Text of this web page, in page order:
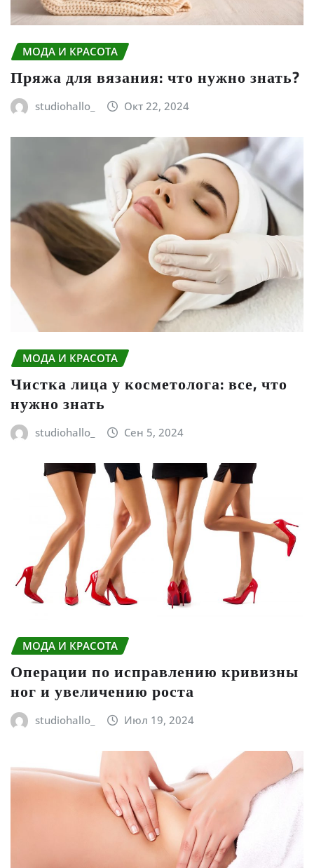
МОДА И КРАСОТА
Пряжа для вязания: что нужно знать?
studiohallo_ Окт 22, 2024
МОДА И КРАСОТА
Чистка лица у косметолога: все, что
нужно знать
studiohallo_ Сен 5, 2024
МОДА И КРАСОТА
Операции по исправлению кривизны
ног и увеличению роста
studiohallo_ Июл 19, 2024